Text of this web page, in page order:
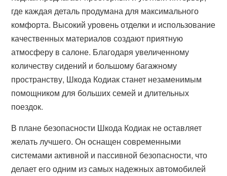
где каждая деталь продумана для максимального
комфорта. Высокий уровень отделки и использование
качественных материалов создают приятную
атмосферу в салоне. Благодаря увеличенному
количеству сидений и большому багажному
пространству, Шкода Кодиак станет незаменимым
помощником для больших семей и длительных
поездок.
В плане безопасности Шкода Кодиак не оставляет
желать лучшего. Он оснащен современными
системами активной и пассивной безопасности, что
делает его одним из самых надежных автомобилей